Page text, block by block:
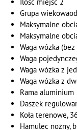
Grupa
Maksymalne
Maksymalne
Waga wózka
Waga
Waga wózka z
Waga wózka z
Rama aluminium
Daszek
Koła terenowe,
Hamulec nożny,